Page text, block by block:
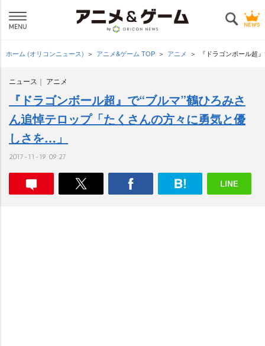
ホーム (オリコンニュース) アニメ&ゲーム TOP アニメ 『ドラゴンボール超
ニュース アニメ
『ドラゴンボール超』で“ブルマ”鶴ひろみさ
ん追悼テロップ「たくさんの方々に勇気と優
しさを…」
2017-11-19 09:27